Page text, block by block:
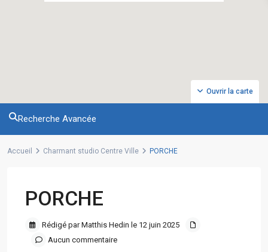
Ouvrir la carte
Recherche Avancée
Accueil Charmant studio Centre Ville PORCHE
PORCHE
Rédigé par Matthis Hedin le 12 juin 2025
Aucun commentaire